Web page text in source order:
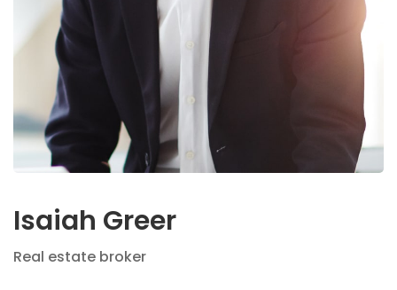
Isaiah Greer
Real estate broker